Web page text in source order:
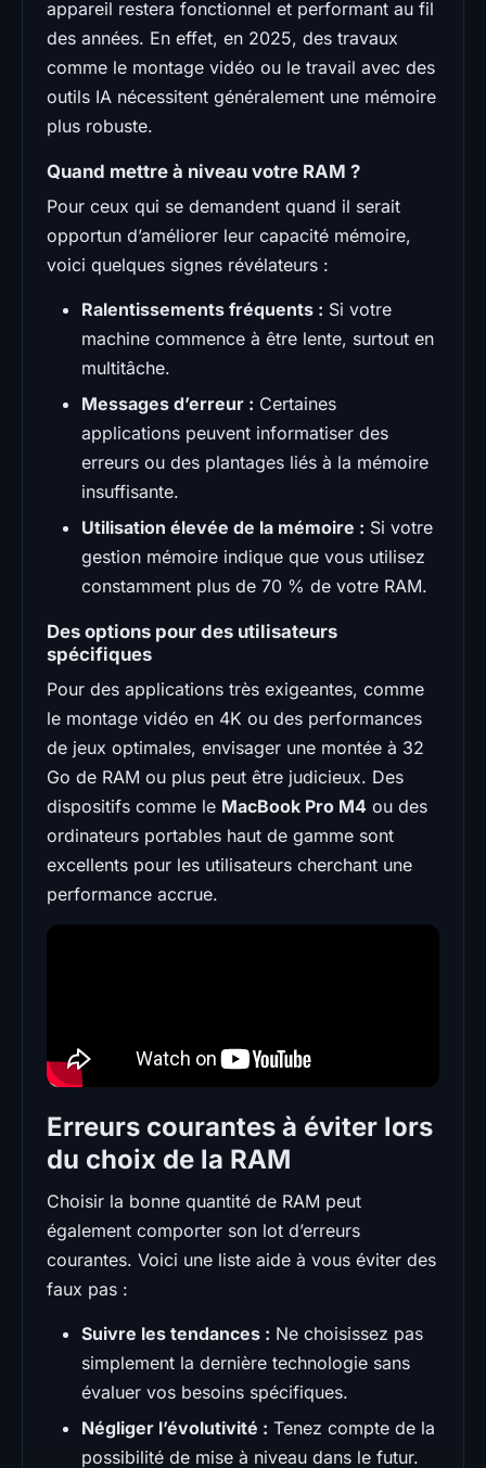
appareil restera fonctionnel et performant au fil
des années. En effet, en 2025, des travaux
comme le montage vidéo ou le travail avec des
outils IA nécessitent généralement une mémoire
plus robuste.
Quand mettre à niveau votre RAM ?
Pour ceux qui se demandent quand il serait
opportun d’améliorer leur capacité mémoire,
voici quelques signes révélateurs :
Ralentissements fréquents : Si votre
machine commence à être lente, surtout en
multitâche.
Messages d’erreur : Certaines
applications peuvent informatiser des
erreurs ou des plantages liés à la mémoire
insuffisante.
Utilisation élevée de la mémoire : Si votre
gestion mémoire indique que vous utilisez
constamment plus de 70 % de votre RAM.
Des options pour des utilisateurs
spécifiques
Pour des applications très exigeantes, comme
le montage vidéo en 4K ou des performances
de jeux optimales, envisager une montée à 32
Go de RAM ou plus peut être judicieux. Des
dispositifs comme le MacBook Pro M4 ou des
ordinateurs portables haut de gamme sont
excellents pour les utilisateurs cherchant une
performance accrue.
Erreurs courantes à éviter lors
du choix de la RAM
Choisir la bonne quantité de RAM peut
également comporter son lot d’erreurs
courantes. Voici une liste aide à vous éviter des
faux pas :
Suivre les tendances : Ne choisissez pas
simplement la dernière technologie sans
évaluer vos besoins spécifiques.
Négliger l’évolutivité : Tenez compte de la
possibilité de mise à niveau dans le futur.